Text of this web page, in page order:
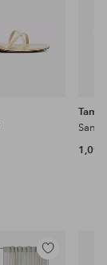
Legg